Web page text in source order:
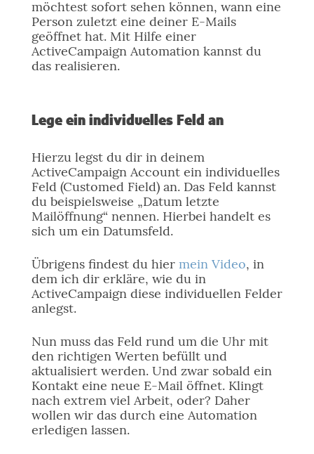
möchtest sofort sehen können, wann eine
Person zuletzt eine deiner E-Mails
geöffnet hat. Mit Hilfe einer
ActiveCampaign Automation kannst du
das realisieren.
Lege ein individuelles Feld an
Hierzu legst du dir in deinem
ActiveCampaign Account ein individuelles
Feld (Customed Field) an. Das Feld kannst
du beispielsweise „Datum letzte
Mailöffnung“ nennen. Hierbei handelt es
sich um ein Datumsfeld.
Übrigens findest du hier mein Video, in
dem ich dir erkläre, wie du in
ActiveCampaign diese individuellen Felder
anlegst.
Nun muss das Feld rund um die Uhr mit
den richtigen Werten befüllt und
aktualisiert werden. Und zwar sobald ein
Kontakt eine neue E-Mail öffnet. Klingt
nach extrem viel Arbeit, oder? Daher
wollen wir das durch eine Automation
erledigen lassen.